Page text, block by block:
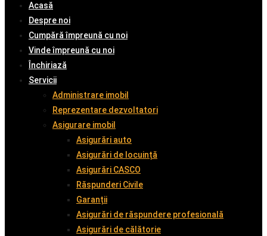
Acasă
Despre noi
Cumpără împreună cu noi
Vinde împreună cu noi
Închiriază
Servicii
Administrare imobil
Reprezentare dezvoltatori
Asigurare imobil
Asigurări auto
Asigurări de locuință
Asigurări CASCO
Răspunderi Civile
Garanții
Asigurări de răspundere profesională
Asigurări de călătorie